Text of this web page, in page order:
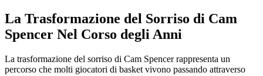
La Trasformazione del Sorriso di Cam
Spencer Nel Corso degli Anni
La trasformazione del sorriso di Cam Spencer rappresenta un
percorso che molti giocatori di basket vivono passando attraverso